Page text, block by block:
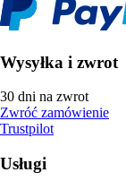
Wysyłka i zwrot
30 dni na zwrot
Zwróć zamówienie
Trustpilot
Usługi